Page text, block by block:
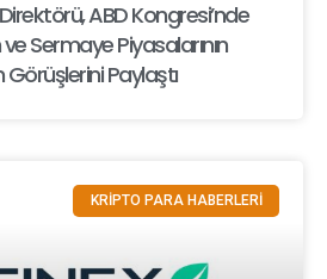
ABD Kongresi’nde
Sermaye Piyasalarının
Paylaştı
KRİPTO PARA HABERLERİ